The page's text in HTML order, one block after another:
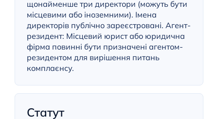
щонайменше три директори (можуть бути
місцевими або іноземними). ​​Імена
директорів публічно зареєстровані. Агент-
резидент: Місцевий юрист або юридична
фірма повинні бути призначені агентом-
резидентом для вирішення питань
комплаєнсу.
Статут